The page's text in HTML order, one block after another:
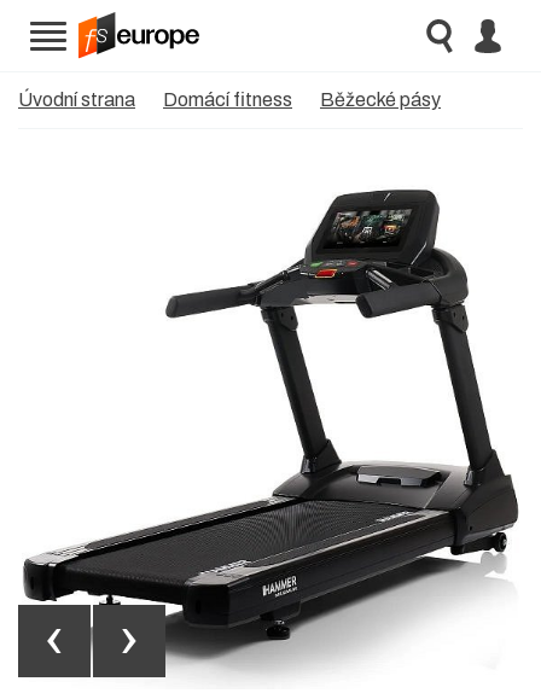
Úvodní strana Domácí fitness Běžecké pásy
‹ ›